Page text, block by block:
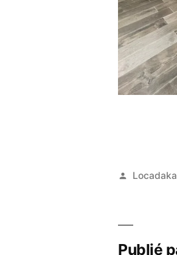
Publié
Publié